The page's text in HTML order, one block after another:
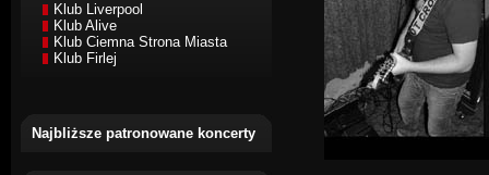
Klub Liverpool
Klub Alive
Klub Ciemna Strona Miasta
Klub Firlej
Najbliższe patronowane koncerty